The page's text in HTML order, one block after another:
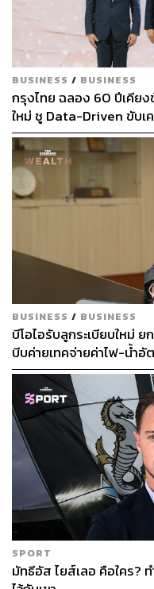
BUSINESS / BUSINESS
กรุงไทย ฉลอง 60 ปีเคีย
ใหม่ ชู Data-Driven ขับ
BUSINESS / BUSINESS
บีโอไอรับลูกระเบียบใหม่
บีบค่ายเทคจ่ายค่าไฟ-น้ำ
ประโยชน์ประเทศเป็นหลัก
SPORT
มัทธีอัส ไยส์เลอ คือใคร?